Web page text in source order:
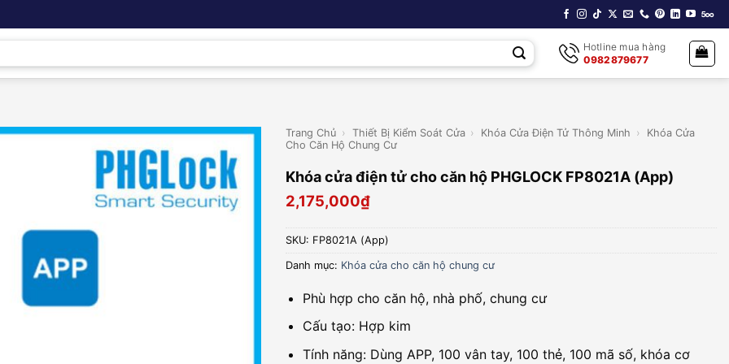
Hotline mua hàng
0982879677
Trang Chủ › Thiết Bị Kiểm Soát Cửa › Khóa Cửa Điện Tử Thông Minh ›
Khóa Cửa
Cho Căn Hộ Chung Cư
Khóa cửa điện tử cho căn hộ PHGLOCK FP8021A (App)
2,175,000₫
SKU: FP8021A (App)
Danh mục: Khóa cửa cho căn hộ chung cư
Phù hợp cho căn hộ, nhà phố, chung cư
Cấu tạo: Hợp kim
Tính năng: Dùng APP, 100 vân tay, 100 thẻ, 100 mã số, khóa cơ